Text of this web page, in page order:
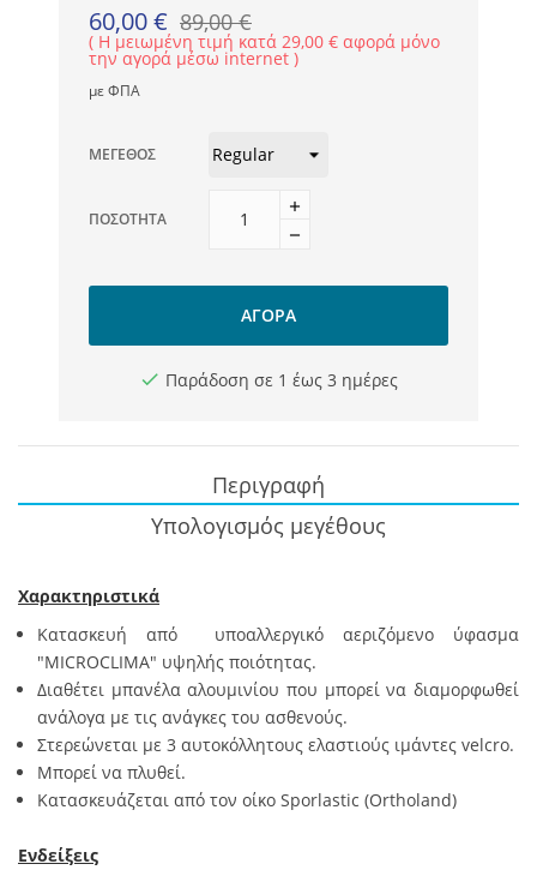
60,00 € 89,00 €
Η μειωμένη τιμή κατά 29,00 € αφορά μόνο
την αγορά μέσω internet
με ΦΠΑ
ΜΈΓΕΘΟΣ
ΠΟΣΌΤΗΤΑ
ΑΓΟΡΆ
Παράδοση σε 1 έως 3 ημέρες
Περιγραφή
Υπολογισμός μεγέθους
Χαρακτηριστικά
Κατασκευή από
υποαλλεργικό αεριζόμενο ύφασμα
"MICROCLIMA" υψηλής ποιότητας.
Διαθέτει μπανέλα αλουμινίου που μπορεί να διαμορφωθεί
ανάλογα με τις ανάγκες του ασθενούς.
Στερεώνεται με 3 αυτοκόλλητους ελαστιούς ιμάντες velcro.
Μπορεί να πλυθεί.
Κατασκευάζεται από τον οίκο Sporlastic (Ortholand)
Ενδείξεις